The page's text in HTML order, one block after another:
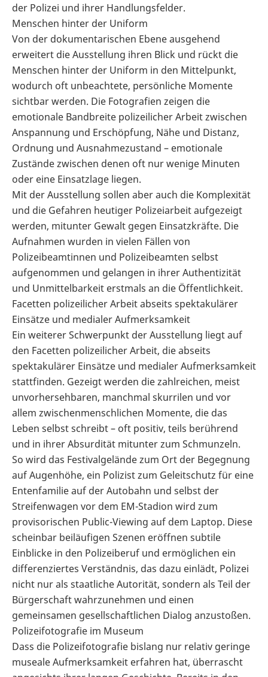
der Polizei und ihrer Handlungsfelder.
Menschen hinter der Uniform
Von der dokumentarischen Ebene ausgehend
erweitert die Ausstellung ihren Blick und rückt die
Menschen hinter der Uniform in den Mittelpunkt,
wodurch oft unbeachtete, persönliche Momente
sichtbar werden. Die Fotografien zeigen die
emotionale Bandbreite polizeilicher Arbeit zwischen
Anspannung und Erschöpfung, Nähe und Distanz,
Ordnung und Ausnahmezustand – emotionale
Zustände zwischen denen oft nur wenige Minuten
oder eine Einsatzlage liegen.
Mit der Ausstellung sollen aber auch die Komplexität
und die Gefahren heutiger Polizeiarbeit aufgezeigt
werden, mitunter Gewalt gegen Einsatzkräfte. Die
Aufnahmen wurden in vielen Fällen von
Polizeibeamtinnen und Polizeibeamten selbst
aufgenommen und gelangen in ihrer Authentizität
und Unmittelbarkeit erstmals an die Öffentlichkeit.
Facetten polizeilicher Arbeit abseits spektakulärer
Einsätze und medialer Aufmerksamkeit
Ein weiterer Schwerpunkt der Ausstellung liegt auf
den Facetten polizeilicher Arbeit, die abseits
spektakulärer Einsätze und medialer Aufmerksamkeit
stattfinden. Gezeigt werden die zahlreichen, meist
unvorhersehbaren, manchmal skurrilen und vor
allem zwischenmenschlichen Momente, die das
Leben selbst schreibt – oft positiv, teils berührend
und in ihrer Absurdität mitunter zum Schmunzeln.
So wird das Festivalgelände zum Ort der Begegnung
auf Augenhöhe, ein Polizist zum Geleitschutz für eine
Entenfamilie auf der Autobahn und selbst der
Streifenwagen vor dem EM-Stadion wird zum
provisorischen Public-Viewing auf dem Laptop. Diese
scheinbar beiläufigen Szenen eröffnen subtile
Einblicke in den Polizeiberuf und ermöglichen ein
differenziertes Verständnis, das dazu einlädt, Polizei
nicht nur als staatliche Autorität, sondern als Teil der
Bürgerschaft wahrzunehmen und einen
gemeinsamen gesellschaftlichen Dialog anzustoßen.
Polizeifotografie im Museum
Dass die Polizeifotografie bislang nur relativ geringe
museale Aufmerksamkeit erfahren hat, überrascht